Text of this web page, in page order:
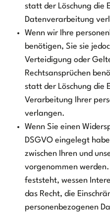
statt der Löschung die
Datenverarbeitung
Wenn wir Ihre
benötigen, Sie sie
Verteidigung oder
Rechtsansprüchen
statt der Löschung die
Verarbeitung Ihrer
verlangen.
Wenn Sie einen
DSGVO eingelegt
zwischen Ihren und
vorgenommen
feststeht, wessen
das Recht, die
personenbezogenen